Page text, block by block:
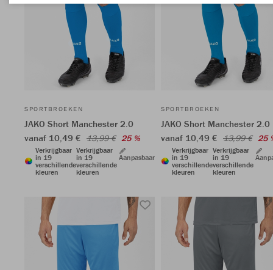
SPORTBROEKEN
JAKO Short Manchester 2.0
vanaf 10,49 € 13,99 € 25 %
Verkrijgbaar
in 19
verschillende
kleuren
Verkrijgbaar
in 19
verschillende
kleuren
Aanpasbaar
SPORTBROEKEN
JAKO Short Manchester 2.0
vanaf 10,49 € 13,99 € 25
Verkrijgbaar
in 19
verschillende
kleuren
Verkrijgbaar
in 19
verschillende
kleuren